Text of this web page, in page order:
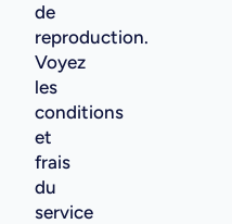
de
reproduction.
Voyez
les
conditions
et
frais
du
service